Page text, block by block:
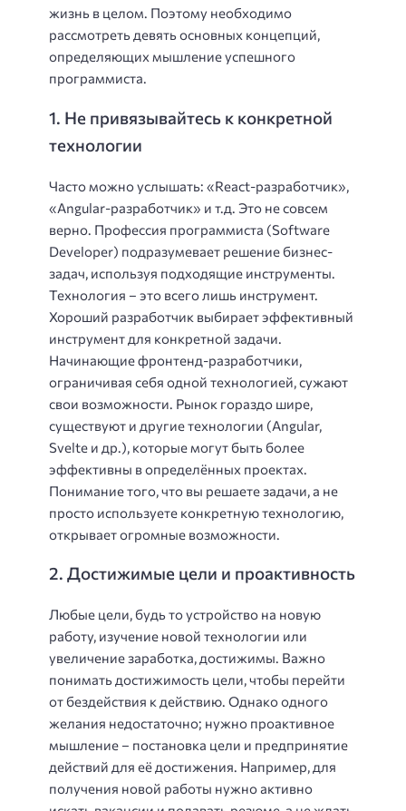
жизнь в целом. Поэтому необходимо
рассмотреть девять основных концепций,
определяющих мышление успешного
программиста.
1. Не привязывайтесь к конкретной
технологии
Часто можно услышать: «React-разработчик»,
«Angular-разработчик» и т.д. Это не совсем
верно. Профессия программиста (Software
Developer) подразумевает решение бизнес-
задач, используя подходящие инструменты.
Технология – это всего лишь инструмент.
Хороший разработчик выбирает эффективный
инструмент для конкретной задачи.
Начинающие фронтенд-разработчики,
ограничивая себя одной технологией, сужают
свои возможности. Рынок гораздо шире,
существуют и другие технологии (Angular,
Svelte и др.), которые могут быть более
эффективны в определённых проектах.
Понимание того, что вы решаете задачи, а не
просто используете конкретную технологию,
открывает огромные возможности.
2. Достижимые цели и проактивность
Любые цели, будь то устройство на новую
работу, изучение новой технологии или
увеличение заработка, достижимы. Важно
понимать достижимость цели, чтобы перейти
от бездействия к действию. Однако одного
желания недостаточно; нужно проактивное
мышление – постановка цели и предпринятие
действий для её достижения. Например, для
получения новой работы нужно активно